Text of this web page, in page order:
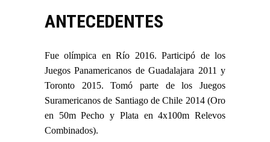
ANTECEDENTES
Fue olímpica en Río 2016. Participó de los
Juegos Panamericanos de Guadalajara 2011 y
Toronto 2015. Tomó parte de los Juegos
Suramericanos de Santiago de Chile 2014 (Oro
en 50m Pecho y Plata en 4x100m Relevos
Combinados).